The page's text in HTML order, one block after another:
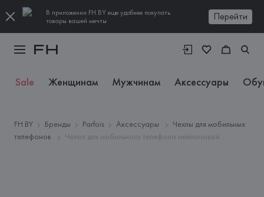
В приложении FH.BY еще удобнее покупать
товары вашей мечты
Перейти
Sale Женщинам Мужчинам Аксессуары
FH.BY Бренды Parfois Аксессуары
Чехлы для мобильных
телефонов
Чехол для мобильного телефона нейлоновый